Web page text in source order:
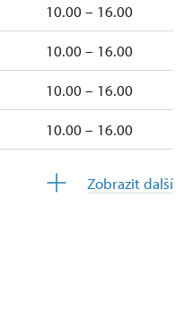
10.00 – 16.00
10.00 – 16.00
10.00 – 16.00
10.00 – 16.00
16.00
Zobrazit další